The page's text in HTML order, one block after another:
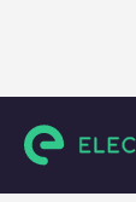
Charging